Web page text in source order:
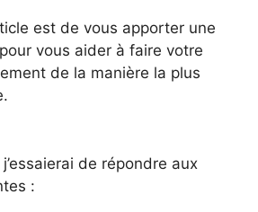
est de vous apporter une
vous aider à faire votre
de la manière la plus
de répondre aux
: